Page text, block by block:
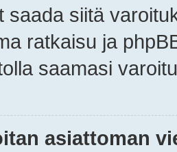
saada siitä
ratkaisu ja
saamasi
asiattoman